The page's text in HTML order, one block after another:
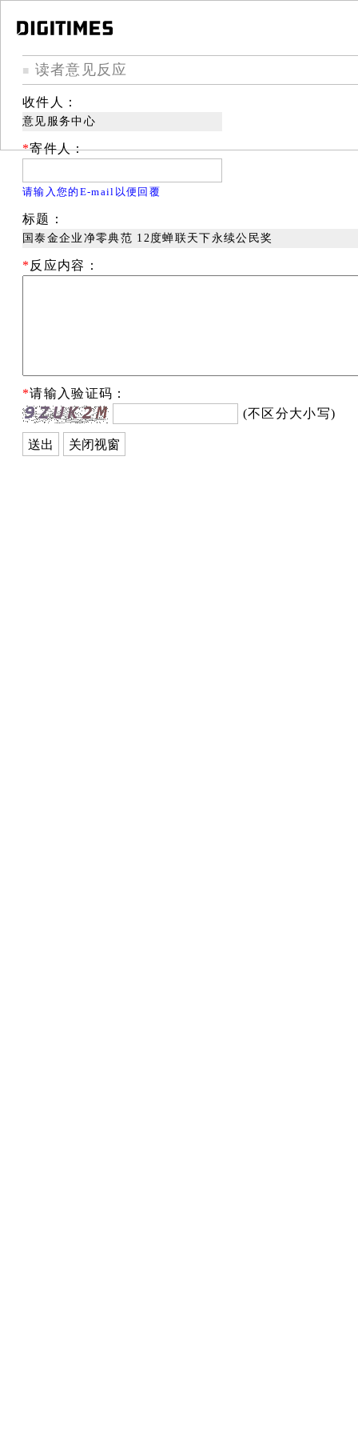
■ 读者意见反应
收件人：
意见服务中心
*寄件人：
请输入您的E-mail以便回覆
标题：
国泰金企业净零典范 12度蝉联天下永续公民奖
* 反应内容：
*请输入验证码：
(不区分大小写)